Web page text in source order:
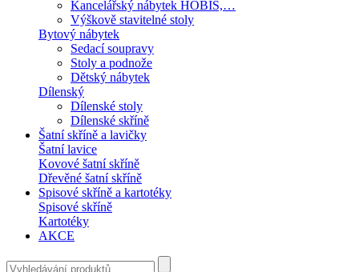
Kancelářský nábytek HOBIS,…
Výškově stavitelné stoly
Bytový nábytek
Sedací soupravy
Stoly a podnože
Dětský nábytek
Dílenský
Dílenské stoly
Dílenské skříně
Šatní skříně a lavičky
Šatní lavice
Kovové šatní skříně
Dřevěné šatní skříně
Spisové skříně a kartotéky
Spisové skříně
Kartotéky
AKCE